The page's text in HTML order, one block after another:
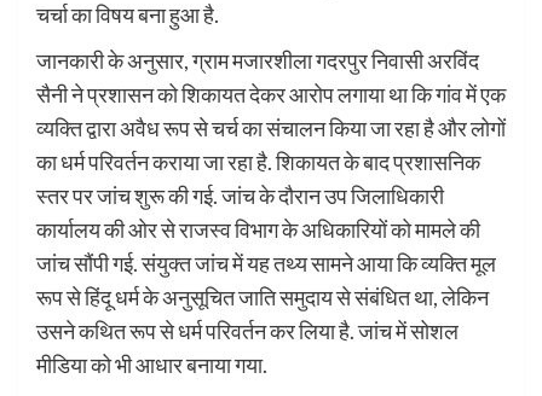
चर्चा का विषय बना हुआ है.
जानकारी के अनुसार, ग्राम मजारशीला गदरपुर निवासी अरविंद
सैनी ने प्रशासन को शिकायत देकर आरोप लगाया था कि गांव में एक
व्यक्ति द्वारा अवैध रूप से चर्च का संचालन किया जा रहा है और लोगों
का धर्म परिवर्तन कराया जा रहा है. शिकायत के बाद प्रशासनिक
स्तर पर जांच शुरू की गई. जांच के दौरान उप जिलाधिकारी
कार्यालय की ओर से राजस्व विभाग के अधिकारियों को मामले की
जांच सौंपी गई. संयुक्त जांच में यह तथ्य सामने आया कि व्यक्ति मूल
रूप से हिंदू धर्म के अनुसूचित जाति समुदाय से संबंधित था, लेकिन
उसने कथित रूप से धर्म परिवर्तन कर लिया है. जांच में सोशल
मीडिया को भी आधार बनाया गया.